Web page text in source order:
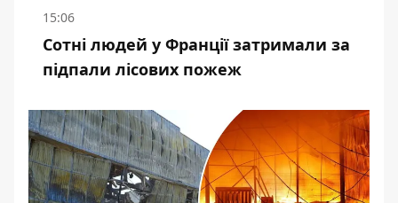
15:06
Сотні людей у Франції затримали за
підпали лісових пожеж